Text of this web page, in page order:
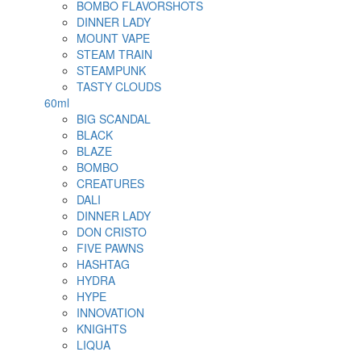
BOMBO FLAVORSHOTS
DINNER LADY
MOUNT VAPE
STEAM TRAIN
STEAMPUNK
TASTY CLOUDS
60ml
BIG SCANDAL
BLACK
BLAZE
BOMBO
CREATURES
DALI
DINNER LADY
DON CRISTO
FIVE PAWNS
HASHTAG
HYDRA
HYPE
INNOVATION
KNIGHTS
LIQUA